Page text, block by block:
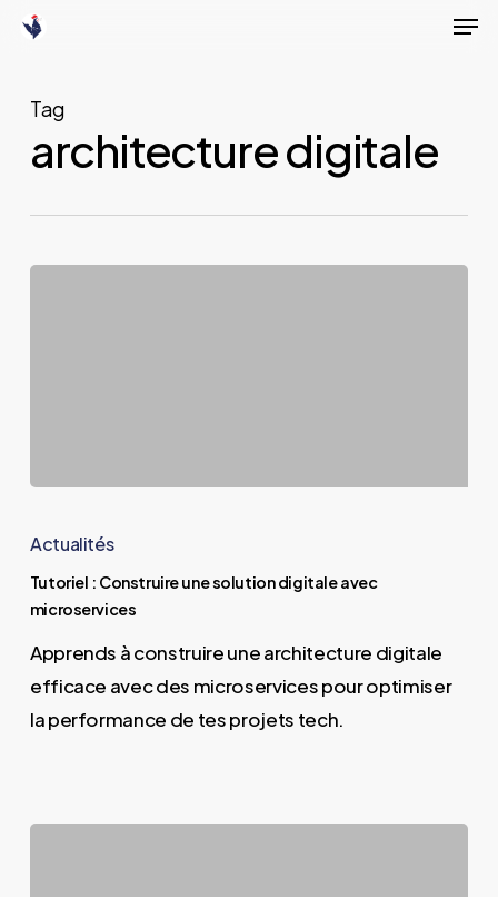
Skip
content
Tag
architecture digitale
:
une
digitale
microservices
Actualités
Tutoriel : Construire une solution digitale avec
microservices
Apprends à construire une architecture digitale
efficace avec des microservices pour optimiser
la performance de tes projets tech.